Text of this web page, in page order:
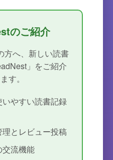
のご紹介
方へ、新しい読書
」をご紹介
す。
いやすい読書記録
とレビュー投稿
流機能